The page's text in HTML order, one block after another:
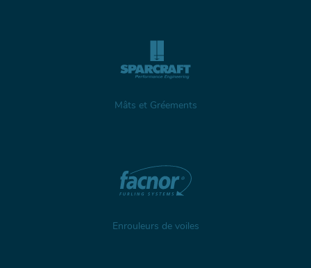
Mâts et Gréements
Enrouleurs de voiles